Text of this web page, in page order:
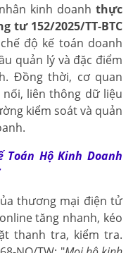
kinh doanh thực
tư 152/2025/TT-BTC
độ kế toán doanh
quản lý và đặc điểm
Đồng thời, cơ quan
nối, liên thông dữ liệu
kiểm soát và quản
Toán Hộ Kinh Doanh
thương mại điện tử
tăng nhanh, kéo
thanh tra, kiểm tra.